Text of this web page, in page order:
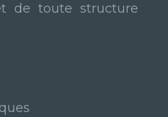
de toute structure